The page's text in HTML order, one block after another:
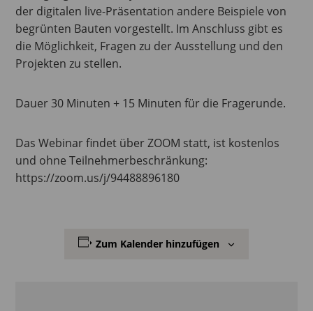
der digitalen live-Präsentation andere Beispiele von
begrünten Bauten vorgestellt. Im Anschluss gibt es
die Möglichkeit, Fragen zu der Ausstellung und den
Projekten zu stellen.
Dauer 30 Minuten + 15 Minuten für die Fragerunde.
Das Webinar findet über ZOOM statt, ist kostenlos
und ohne Teilnehmerbeschränkung:
https://zoom.us/j/94488896180
Zum Kalender hinzufügen